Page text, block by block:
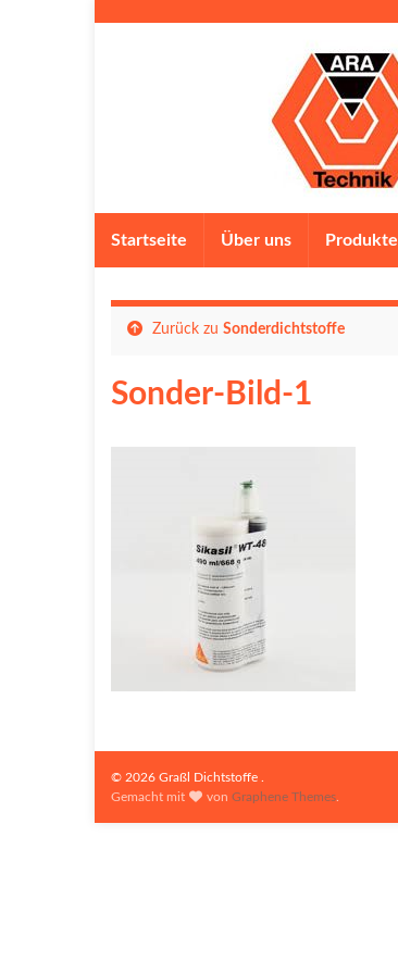
Startseite Über uns Produkte
Zurück zu Sonderdichtstoffe
Sonder-Bild-1
© 2026 Graßl Dichtstoffe .
Gemacht mit
vonGraphene Themes